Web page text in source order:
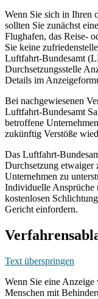
Wenn Sie sich in Ihren
sollten Sie zunächst
Flughafen, das Reise-
Sie keine
Luftfahrt-Bundesamt
Durchsetzungsstelle
Details im
Bei nachgewiesenen
Luftfahrt-Bundesamt
betroffene
zukünftig Verstöße
Das Luftfahrt-
Durchsetzung etwaiger
Unternehmen zu
Individuelle Ansprüche
kostenlosen
Gericht einfordern.
Text überspringen
Wenn Sie eine Anzeige
Menschen mit